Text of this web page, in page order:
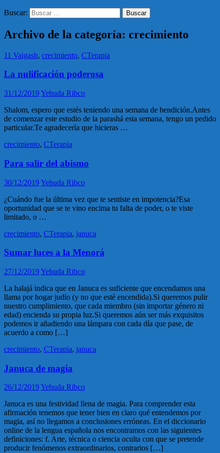
Buscar:
Archivo de la categoría: crecimiento
11 Vaigash, crecimiento, CTerapia
La nulificación poderosa
31/12/2019Yehuda Ribco
Shalom, espero que estés teniendo una semana de bendición.Antes
de comenzar este estudio de la parashá esta semana, tengo un pedido
particular.Te agradecería que hicieras …
crecimiento, CTerapia
Para salir del abismo
30/12/2019Yehuda Ribco
¿Cuándo fue la última vez que te sentiste en impotencia?Esa
oportunidad que se te vino encima tu falta de poder, o te viste
limitado, o …
crecimiento, CTerapia, januca
Sumar luces a la Menorá
27/12/2019Yehuda Ribco
La halajá indica que en Januca es suficiente que encendamos una
llama por hogar judío (y no que esté encendida).Si queremos pulir
nuestro cumplimiento, que cada miembro (sin importar género ni
edad) encienda su propia luz.Si queremos aún ser más exquisitos
podemos ir añadiendo una lámpara con cada día que pase, de
acuerdo a como […]
crecimiento, CTerapia, januca
Januca de magia
26/12/2019Yehuda Ribco
Januca es una festividad llena de magia. Para comprender esta
afirmación tenemos que tener bien en claro qué entendemos por
magia, así no llegamos a conclusiones erróneas. En el diccionario
online de la lengua española nos encontramos con las siguientes
definiciones: f. Arte, técnica o ciencia oculta con que se pretende
producir fenómenos extraordinarios, contrarios […]